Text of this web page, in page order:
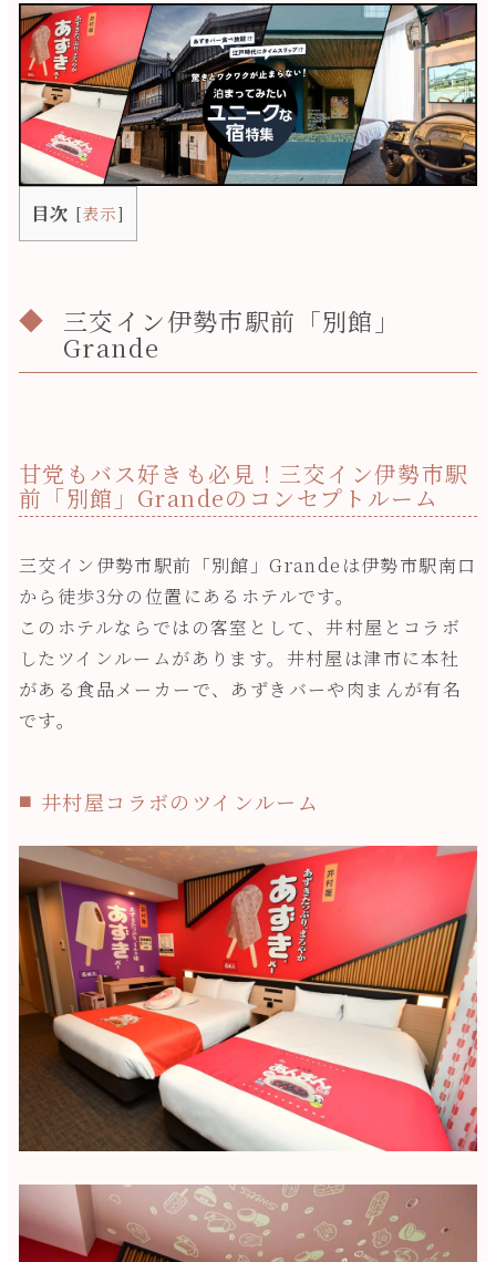
目次 [表示]
三交イン伊勢市駅前「別館」
Grande
甘党もバス好きも必見！三交イン伊勢市駅
前「別館」Grandeのコンセプトルーム
三交イン伊勢市駅前「別館」Grandeは伊勢市駅南口
から徒歩3分の位置にあるホテルです。
このホテルならではの客室として、井村屋とコラボ
したツインルームがあります。井村屋は津市に本社
がある食品メーカーで、あずきバーや肉まんが有名
です。
井村屋コラボのツインルーム